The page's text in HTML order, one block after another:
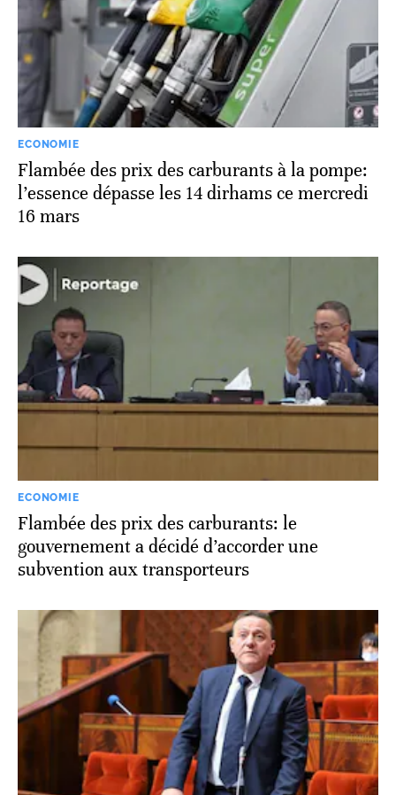
ECONOMIE
Flambée des prix des carburants à la pompe:
l’essence dépasse les 14 dirhams ce mercredi
16 mars
ECONOMIE
Flambée des prix des carburants: le
gouvernement a décidé d’accorder une
subvention aux transporteurs